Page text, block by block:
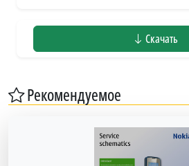
Скачать
Рекомендуемое